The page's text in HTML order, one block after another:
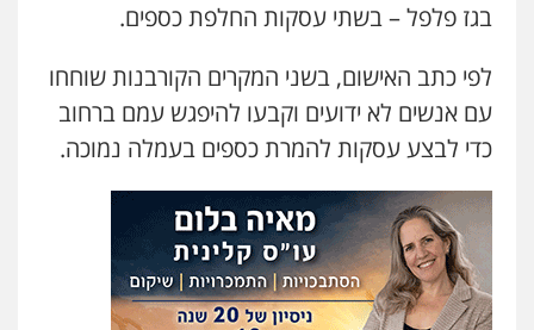
עו"ד שלומי שרון
0547342002
עו"ד אלון קריטי
0525544654
עו"ד דפנה לביא
משפחה גישור
בגז פלפל – בשתי עסקות החלפת כספים.
לפי כתב האישום, בשני המקרים הקורבנות שוחחו
עם אנשים לא ידועים וקבעו להיפגש עמם ברחוב
כדי לבצע עסקות להמרת כספים בעמלה נמוכה.